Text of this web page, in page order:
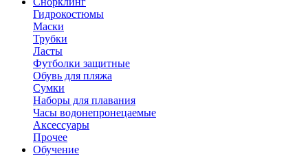
Гидрокостюмы
Маски
Трубки
Ласты
Футболки защитные
Обувь для пляжа
Сумки
Наборы для плавания
Часы водонепронецаемые
Аксессуары
Прочее
Обучение